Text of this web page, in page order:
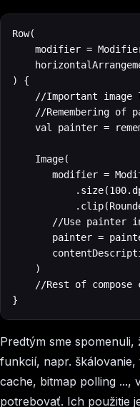
Row(
modifier =
) {
//Important image
//Remembering of
val painter =
    Image(
modifier =
//Use painter
painter =
    )
//Rest of compose
}
Predtým sme
funkcií, napr.
cache, bitmap polling ...,
potrebovať. Ich použitie